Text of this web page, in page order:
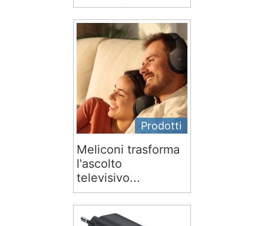
Prodotti
Meliconi trasforma
l'ascolto
televisivo...